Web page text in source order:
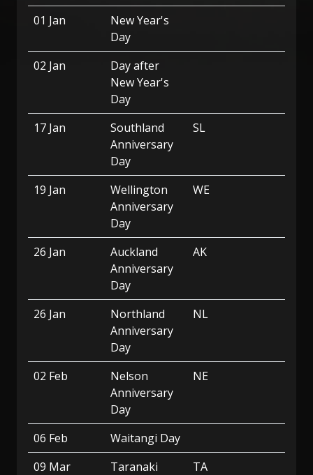
01 Jan
New Year's
Day
02 Jan
Day after
New Year's
Day
17 Jan
Southland
Anniversary
Day
SL
19 Jan
Wellington
Anniversary
Day
WE
26 Jan
Auckland
Anniversary
Day
AK
26 Jan
Northland
Anniversary
Day
NL
02 Feb
Nelson
Anniversary
Day
NE
06 Feb
Waitangi Day
09 Mar
Taranaki
TA